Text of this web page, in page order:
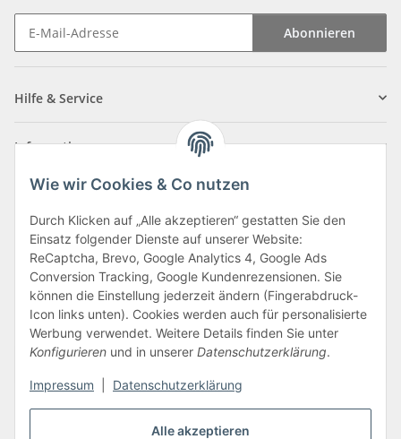
Alle akzeptieren
Wie wir Cookies & Co nutzen
Durch Klicken auf „Alle akzeptieren“ gestatten Sie den
Einsatz folgender Dienste auf unserer Website:
ReCaptcha, Brevo, Google Analytics 4, Google Ads
Conversion Tracking, Google Kundenrezensionen. Sie
können die Einstellung jederzeit ändern (Fingerabdruck-
Icon links unten). Cookies werden auch für personalisierte
Werbung verwendet. Weitere Details finden Sie unter
Konfigurieren und in unserer Datenschutzerklärung.
Impressum Datenschutzerklärung
Abonnieren
Hilfe & Service
Informationen
Zahlungsarten
Vertrag widerrufen